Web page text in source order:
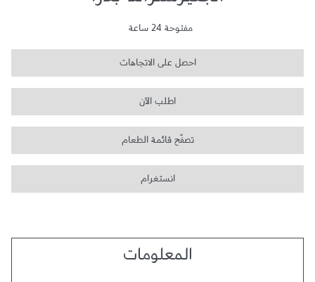
مفتوحة 24 ساعة
احصل على الاتجاهات
اطلب الآن
تصفّح قائمة الطعام
انستغرام
المعلومات